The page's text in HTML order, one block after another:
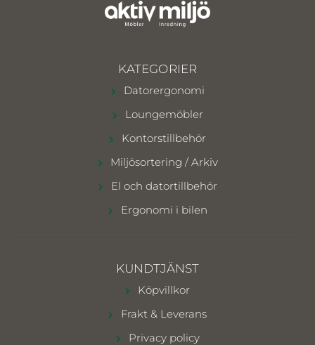
KATEGORIER
Datorergonomi
Loungemöbler
Kontorstillbehör
Miljösortering / Arkiv
El och datortillbehör
Ergonomi i bilen
KUNDTJÄNST
Köpvillkor
Frakt & Leverans
Privacy policy